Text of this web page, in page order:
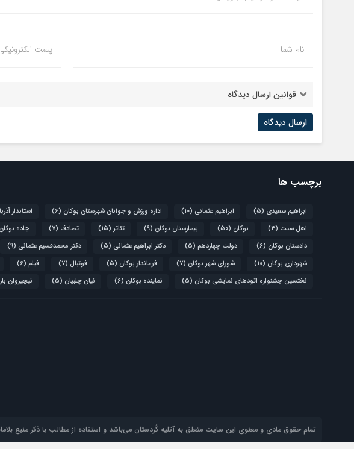
نام شما پست
قوانین ارسال دیدگاه
برچسب ها
ابراهیم سعیدی (5) ابراهیم عثمانی (10) اداره ورزش و جوانان شهرستان بوکان (6) استاندار
اهل سنت (4) بوکان (50) بیمارستان بوکان (9) تئاتر (15) تصادف (7) جاده
دادستان بوکان (6) دولت چهاردهم (5) دکتر ابراهیم عثمانی (5) دکتر محمدقسیم عثمانی (9)
شهرداری بوکان (10) شورای شهر بوکان (7) فرماندار بوکان (5) فوتبال (7) فیلم (6)
نختسین جشنواره اتودهای نمایشی بوکان (5) نماینده بوکان (6) نیان چلبیان (5) نیچیروان
تمام حقوق مادی و معنوی این سایت متعلق به آتلیه‌ کُردستان می‌باشد و استفاده از مطالب با ذکر منبع